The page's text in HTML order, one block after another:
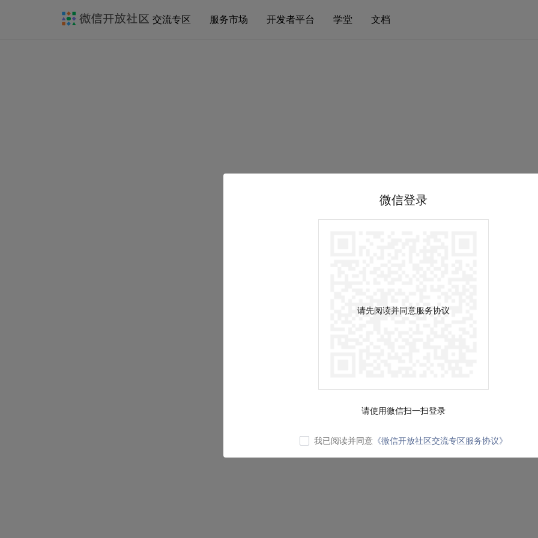
交流专区 服务市场 开发者平台 学堂 文档
微信登录
请先阅读并同意服务协议
请使用微信扫一扫登录
我已阅读并同意 《微信开放社区交流专区服务协议》